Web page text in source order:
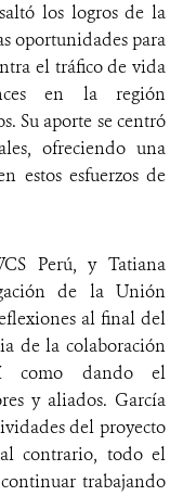
los logros de la
oportunidades para
el tráfico de vida
en la región
Su aporte se centró
ofreciendo una
estos esfuerzos de
Perú, y Tatiana
de la Unión
al final del
de la colaboración
como dando el
y aliados. García
del proyecto
contrario, todo el
trabajando